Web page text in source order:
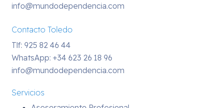
info@mundodependencia.com
Contacto Toledo
Tlf: 925 82 46 44
WhatsApp: +34 623 26 18 96
info@mundodependencia.com
Servicios